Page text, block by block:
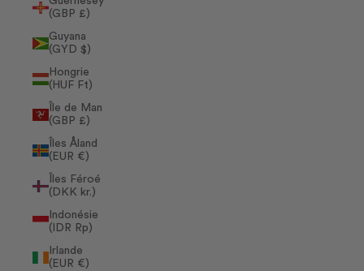
(GBP £)
Guyana
(GYD $)
Hongrie
(HUF Ft)
Île de Man
(GBP £)
Îles Åland
(EUR €)
Îles Féroé
(DKK kr.)
Indonésie
(IDR Rp)
Irlande
(EUR €)